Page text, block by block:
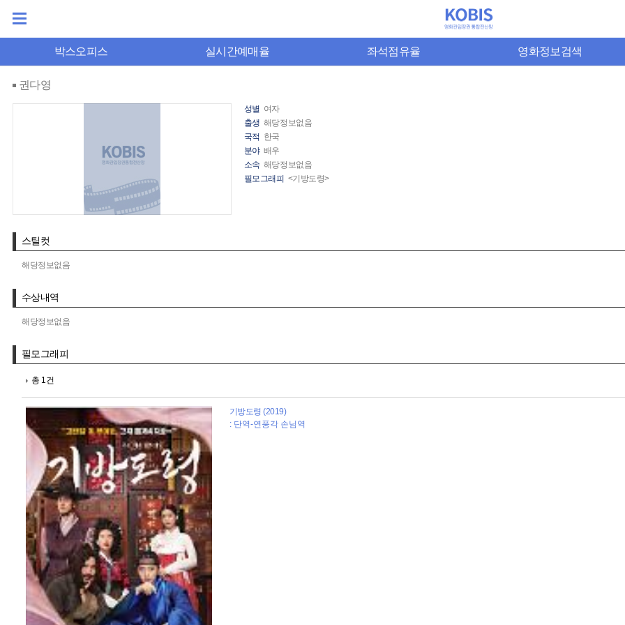
박스오피스 실시간예매율 좌석점유율 영화정보검색
권다영
성별 여자
출생 해당정보없음
국적 한국
분야 배우
소속 해당정보없음
필모그래피 <기방도령>
스틸컷
해당정보없음
수상내역
해당정보없음
필모그래피
총 1건
기방도령 (2019)
: 단역-연풍각 손님역